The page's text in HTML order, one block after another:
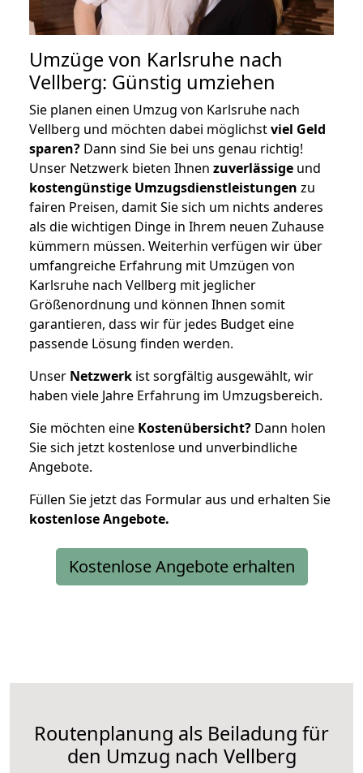
Umzüge von Karlsruhe nach
Vellberg: Günstig umziehen
Sie planen einen Umzug von Karlsruhe nach
Vellberg und möchten dabei möglichstviel Geld
sparen? Dann sind Sie bei uns genau richtig!
Unser Netzwerk bieten Ihnen zuverlässige und
kostengünstige Umzugsdienstleistungen zu
fairen Preisen, damit Sie sich um nichts anderes
als die wichtigen Dinge in Ihrem neuen Zuhause
kümmern müssen. Weiterhin verfügen wir über
umfangreiche Erfahrung mit Umzügen von
Karlsruhe nach Vellberg mit jeglicher
Größenordnung und können Ihnen somit
garantieren, dass wir für jedes Budget eine
passende Lösung finden werden.
Unser Netzwerk ist sorgfältig ausgewählt, wir
haben viele Jahre Erfahrung im Umzugsbereich.
Sie möchten eine Kostenübersicht? Dann holen
Sie sich jetzt kostenlose und unverbindliche
Angebote.
Füllen Sie jetzt das Formular aus und erhalten Sie
kostenloseAngebote.
Kostenlose Angebote erhalten
Routenplanung als Beiladung für
den Umzug nach Vellberg